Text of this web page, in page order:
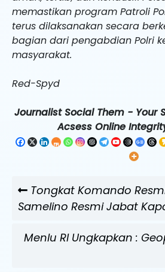
memastikan program Patroli
terus dilaksanakan secara
bagian dari pengabdian Polri
masyarakat.
Red-Spyd
Journalist Social Them - Your
Acsess Online
pos
Previous
Post
Tongkat Komando
Samelino Resmi Jabat
Next
Menlu RI Ungkapkan :